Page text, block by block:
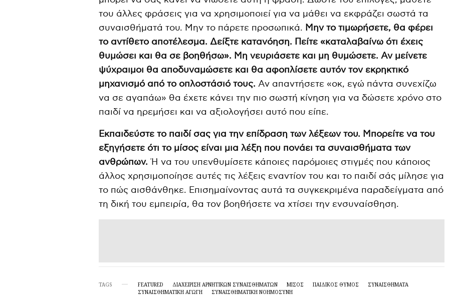
του άλλες φράσεις για να χρησιμοποιεί για να μάθει να εκφράζει σωστά τα
συναισθήματά του. Μην το πάρετε προσωπικά. Μην το τιμωρήσετε, θα φέρει
το αντίθετο αποτέλεσμα. Δείξτε κατανόηση. Πείτε «καταλαβαίνω ότι έχεις
θυμώσει και θα σε βοηθήσω». Μη νευριάσετε και μη θυμώσετε. Αν μείνετε
ψύχραιμοι θα αποδυναμώσετε και θα αφοπλίσετε αυτόν τον εκρηκτικό
μηχανισμό από το οπλοστάσιό τους. Αν απαντήσετε «οκ, εγώ πάντα συνεχίζω
να σε αγαπάω» θα έχετε κάνει την πιο σωστή κίνηση για να δώσετε χρόνο στο
παιδί να ηρεμήσει και να αξιολογήσει αυτό που είπε.
Εκπαιδεύστε το παιδί σας για την επίδραση των λέξεων του. Μπορείτε να του
εξηγήσετε ότι το μίσος είναι μια λέξη που πονάει τα συναισθήματα των
ανθρώπων. Ή να του υπενθυμίσετε κάποιες παρόμοιες στιγμές που κάποιος
άλλος χρησιμοποίησε αυτές τις λέξεις εναντίον του και το παιδί σάς μίλησε για
το πώς αισθάνθηκε. Επισημαίνοντας αυτά τα συγκεκριμένα παραδείγματα από
τη δική του εμπειρία, θα τον βοηθήσετε να χτίσει την ενσυναίσθηση.
TAGS FEATURED ΔΙΑΧΕΊΡΙΣΗ ΑΡΝΗΤΙΚΏΝ ΣΥΝΑΙΣΘΗΜΆΤΩΝ ΜΙΣΟΣ ΠΑΙΔΙΚΌΣ ΘΥΜΌΣ
ΣΥΝΑΙΣΘΗΜΑΤΑ
ΣΥΝΑΙΣΘΗΜΑΤΙΚΉ ΑΓΩΓΉ
ΣΥΝΑΙΣΘΗΜΑΤΙΚΗ ΝΟΗΜΟΣΥΝΗ